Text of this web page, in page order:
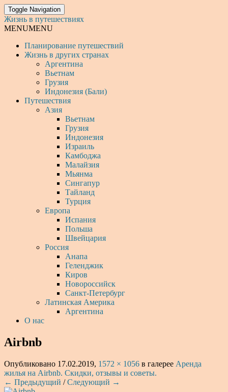
Toggle Navigation
Жизнь в путешествиях
MENUMENU
Планирование путешествий
Жизнь в других странах
Аргентина
Вьетнам
Грузия
Индонезия (Бали)
Путешествия
Азия
Вьетнам
Грузия
Индонезия
Израиль
Камбоджа
Малайзия
Мьянма
Сингапур
Тайланд
Турция
Европа
Испания
Польша
Швейцария
Россия
Анапа
Геленджик
Киров
Новороссийск
Санкт-Петербург
Латинская Америка
Аргентина
О нас
Airbnb
Опубликовано 17.02.2019, 1572 × 1056 в галерее Аренда
жилья на Airbnb. Скидки, отзывы и советы.
← Предыдущий /Следующий →